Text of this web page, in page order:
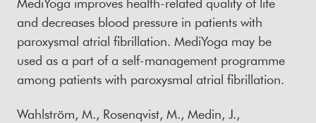
and decreases blood pressure in patients with
paroxysmal atrial fibrillation. MediYoga may be
used as a part of a self-management programme
among patients with paroxysmal atrial fibrillation.
Wahlström, M., Rosenqvist, M., Medin, J.,